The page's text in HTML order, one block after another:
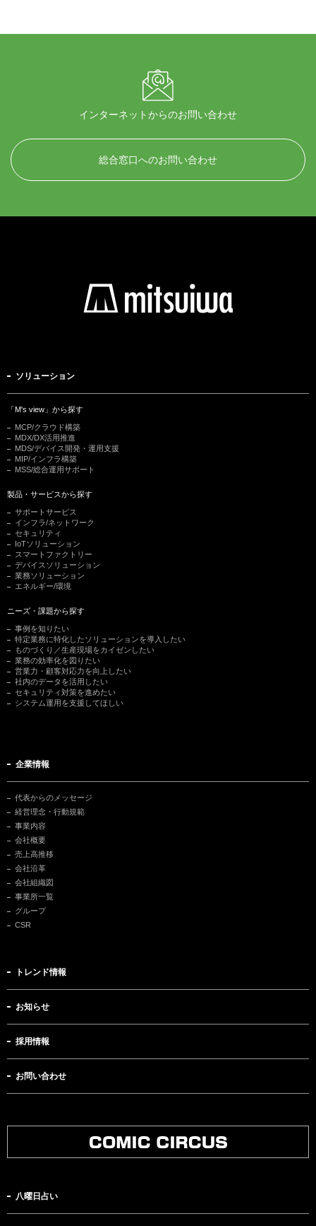
インターネットからのお問い合わせ
総合窓口へのお問い合わせ
ソリューション
「M's view」から探す
MCP/クラウド構築
MDX/DX活用推進
MDS/デバイス開発・運用支援
MIP/インフラ構築
MSS/総合運用サポート
製品・サービスから探す
サポートサービス
インフラ/ネットワーク
セキュリティ
IoTソリューション
スマートファクトリー
デバイスソリューション
業務ソリューション
エネルギー/環境
ニーズ・課題から探す
事例を知りたい
特定業務に特化したソリューションを導入したい
ものづくり／生産現場をカイゼンしたい
業務の効率化を図りたい
営業力・顧客対応力を向上したい
社内のデータを活用したい
セキュリティ対策を進めたい
システム運用を支援してほしい
企業情報
代表からのメッセージ
経営理念・行動規範
事業内容
会社概要
売上高推移
会社沿革
会社組織図
事業所一覧
グループ
CSR
トレンド情報
お知らせ
採用情報
お問い合わせ
八曜日占い